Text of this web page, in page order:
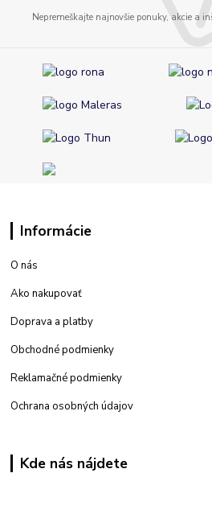
Nepremeškajte najnovšie ponuky, akcie a
Informácie
O nás
Ako nakupovať
Doprava a platby
Obchodné podmienky
Reklamačné podmienky
Ochrana osobných údajov
Kde nás nájdete